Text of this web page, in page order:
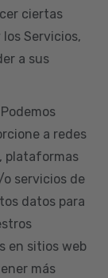
ciertas
Servicios,
a sus
Podemos
a redes
plataformas
servicios de
datos para
en sitios web
más